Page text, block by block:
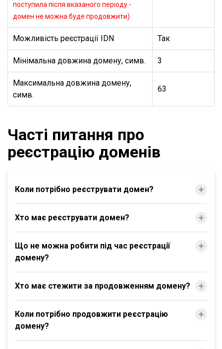
поступила після вказаного періоду -
домен не можна буде продовжити)
Можливість реєстрації IDN Так
Мінімальна довжина домену, симв. 3
Максимальна довжина домену,
симв.
63
Часті питання про
реєстрацію доменів
Коли потрібно реєструвати домен?
Хто має реєструвати домен?
Що не можна робити під час реєстрації
домену?
Хто має стежити за продовженням домену?
Коли потрібно продовжити реєстрацію
домену?